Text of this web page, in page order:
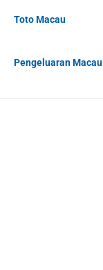
Toto Macau
Pengeluaran Macau